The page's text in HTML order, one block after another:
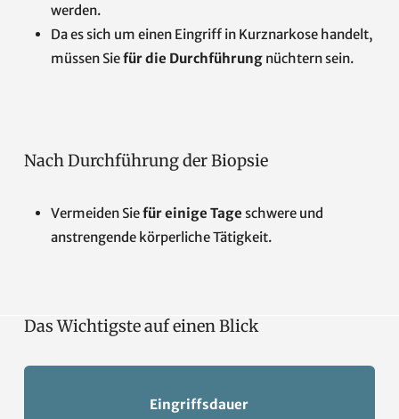
werden.
Da es sich um einen Eingriff in Kurznarkose handelt,
müssen Siefür die Durchführungnüchtern sein.
Nach Durchführung der Biopsie
Vermeiden Siefür einige Tage schwere und
anstrengende körperliche Tätigkeit.
Das Wichtigste auf einen Blick
Eingriffsdauer